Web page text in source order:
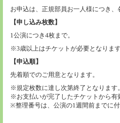
お申込は、正規部員お一人様につき、
【申し込み枚数】
1公演につき4枚まで。
※3歳以上はチケットが必要となります
【申込順】
先着順でのご用意となります。
※規定枚数に達し次第終了となります。
※お支払いが完了したチケットから有
※整理番号は、公演の1週間前までに付